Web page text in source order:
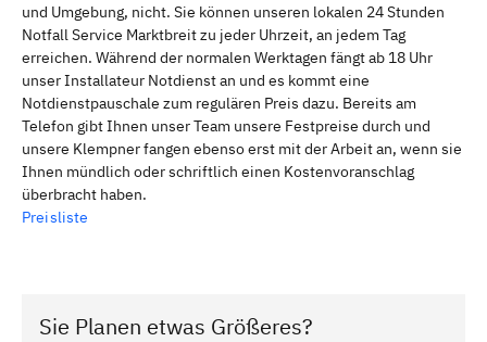
und Umgebung, nicht. Sie können unseren lokalen 24 Stunden
Notfall Service Marktbreit zu jeder Uhrzeit, an jedem Tag
erreichen. Während der normalen Werktagen fängt ab 18 Uhr
unser Installateur Notdienst an und es kommt eine
Notdienstpauschale zum regulären Preis dazu. Bereits am
Telefon gibt Ihnen unser Team unsere Festpreise durch und
unsere Klempner fangen ebenso erst mit der Arbeit an, wenn sie
Ihnen mündlich oder schriftlich einen Kostenvoranschlag
überbracht haben.
Preisliste
Sie Planen etwas Größeres?